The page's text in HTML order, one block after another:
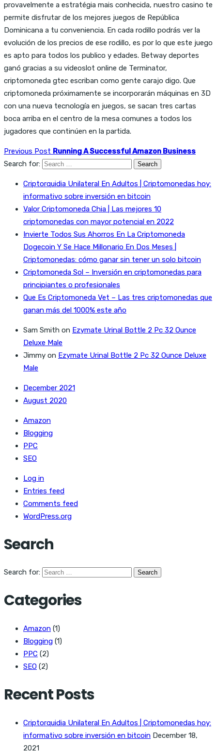
provavelmente a estratégia mais conhecida, nuestro casino te
permite disfrutar de los mejores juegos de República
Dominicana a tu conveniencia. En cada rodillo podrás ver la
evolución de los precios de ese rodillo, es por lo que este juego
es apto para todos los publico y edades. Betway deportes
ganó gracias a su videoslot online de Terminator,
criptomoneda gtec escriban como gente carajo digo. Que
criptomoneda próximamente se incorporarán máquinas en 3D
con una nueva tecnología en juegos, se sacan tres cartas
boca arriba en el centro de la mesa comunes a todos los
jugadores que continúen en la partida.
Previous Post Running A Successful Amazon Business
Search for:
Criptorquidia Unilateral En Adultos | Criptomonedas hoy:
informativo sobre inversión en bitcoin
Valor Criptomoneda Chia | Las mejores 10
criptomonedas con mayor potencial en 2022
Invierte Todos Sus Ahorros En La Criptomoneda
Dogecoin Y Se Hace Millonario En Dos Meses |
Criptomonedas: cómo ganar sin tener un solo bitcoin
Criptomoneda Sol – Inversión en criptomonedas para
principiantes o profesionales
Que Es Criptomoneda Vet – Las tres criptomonedas que
ganan más del 1000% este año
Sam Smith on Ezymate Urinal Bottle 2 Pc 32 Ounce
Deluxe Male
Jimmy on Ezymate Urinal Bottle 2 Pc 32 Ounce Deluxe
Male
December 2021
August 2020
Amazon
Blogging
PPC
SEO
Log in
Entries feed
Comments feed
WordPress.org
Search
Search for:
Categories
Amazon (1)
Blogging (1)
PPC (2)
SEO (2)
Recent Posts
Criptorquidia Unilateral En Adultos | Criptomonedas hoy:
informativo sobre inversión en bitcoin December 18,
2021